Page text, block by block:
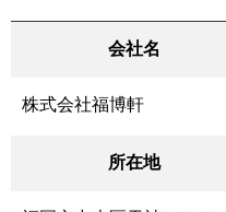
会社名
株式会社福博軒
所在地